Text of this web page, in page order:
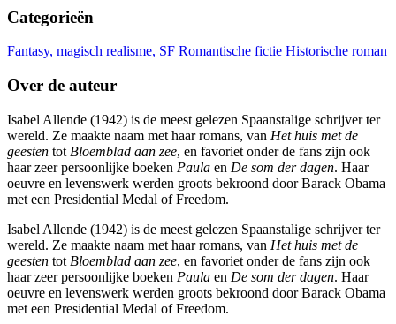
Categorieën
Fantasy, magisch realisme, SF Romantische fictie Historische roman
Over de auteur
Isabel Allende (1942) is de meest gelezen Spaanstalige schrijver ter
wereld. Ze maakte naam met haar romans, van Het huis met de
geesten tot Bloemblad aan zee, en favoriet onder de fans zijn ook
haar zeer persoonlijke boeken Paula en De som der dagen. Haar
oeuvre en levenswerk werden groots bekroond door Barack Obama
met een Presidential Medal of Freedom.
Isabel Allende (1942) is de meest gelezen Spaanstalige schrijver ter
wereld. Ze maakte naam met haar romans, van Het huis met de
geesten tot Bloemblad aan zee, en favoriet onder de fans zijn ook
haar zeer persoonlijke boeken Paula en De som der dagen. Haar
oeuvre en levenswerk werden groots bekroond door Barack Obama
met een Presidential Medal of Freedom.